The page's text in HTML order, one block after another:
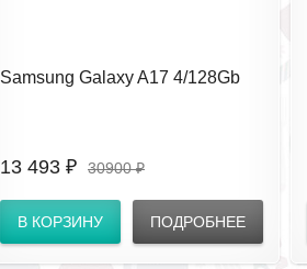
Samsung Galaxy A17 4/128Gb
13 493 ₽ 30900 ₽
В КОРЗИНУ ПОДРОБНЕЕ